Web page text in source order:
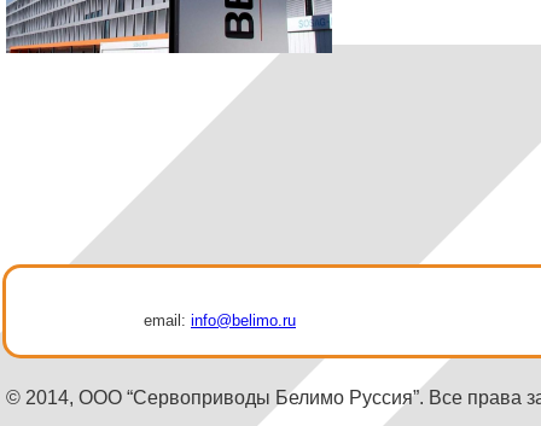
email: info@belimo.ru
© 2014, ООО “Сервоприводы Белимо Руссия”. Все права